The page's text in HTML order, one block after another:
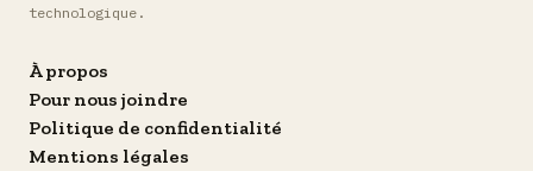
technologique.
À propos
Pour nous joindre
Politique de confidentialité
Mentions légales